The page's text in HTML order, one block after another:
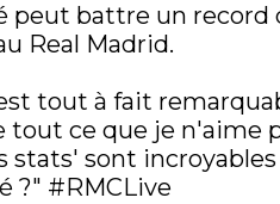
battre un record
Real Madrid.
tout à fait
tout ce que je n'aime
stats' sont incroyables
?" #RMCLive